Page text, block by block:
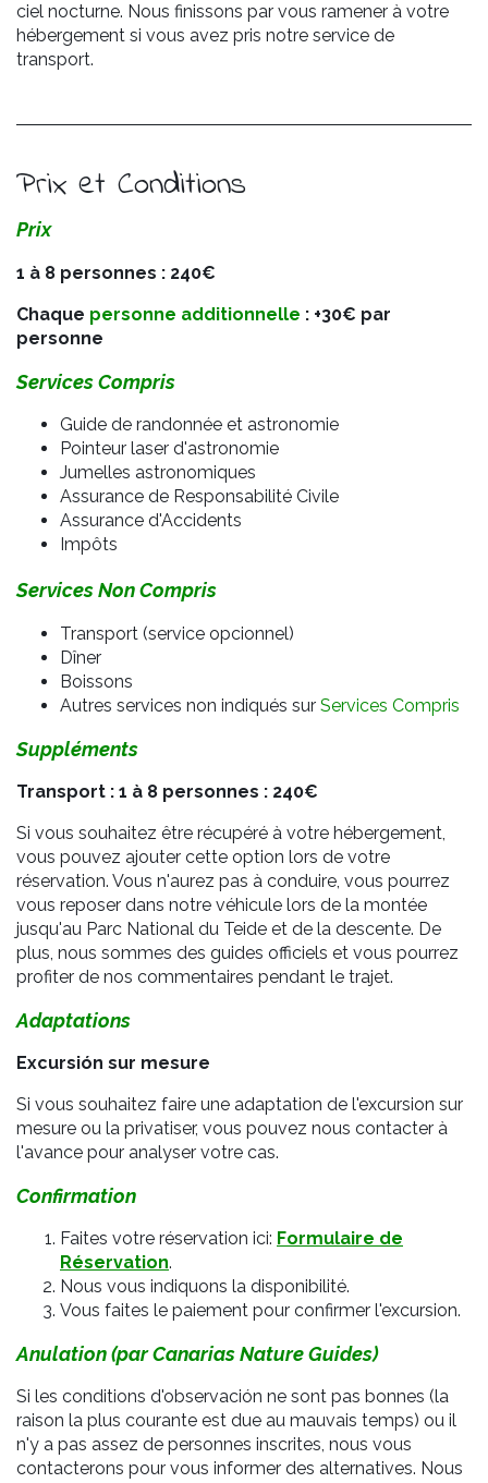
ciel nocturne. Nous finissons par vous ramener à votre
hébergement si vous avez pris notre service de
transport.
Prix et Conditions
Prix
1 à 8 personnes : 240€
Chaque personne additionnelle : +30€ par
personne
Services Compris
Guide de randonnée et astronomie
Pointeur laser d'astronomie
Jumelles astronomiques
Assurance de Responsabilité Civile
Assurance d'Accidents
Impôts
Services Non Compris
Transport (service opcionnel)
Dîner
Boissons
Autres services non indiqués sur Services Compris
Suppléments
Transport : 1 à 8 personnes : 240€
Si vous souhaitez être récupéré à votre hébergement,
vous pouvez ajouter cette option lors de votre
réservation. Vous n'aurez pas à conduire, vous pourrez
vous reposer dans notre véhicule lors de la montée
jusqu'au Parc National du Teide et de la descente. De
plus, nous sommes des guides officiels et vous pourrez
profiter de nos commentaires pendant le trajet.
Adaptations
Excursión sur mesure
Si vous souhaitez faire une adaptation de l'excursion sur
mesure ou la privatiser, vous pouvez nous contacter à
l'avance pour analyser votre cas.
Confirmation
Faites votre réservation ici: Formulaire de
Réservation.
Nous vous indiquons la disponibilité.
Vous faites le paiement pour confirmer l'excursion.
Anulation (par Canarias Nature Guides)
Si les conditions d'observación ne sont pas bonnes (la
raison la plus courante est due au mauvais temps) ou il
n'y a pas assez de personnes inscrites, nous vous
contacterons pour vous informer des alternatives. Nous